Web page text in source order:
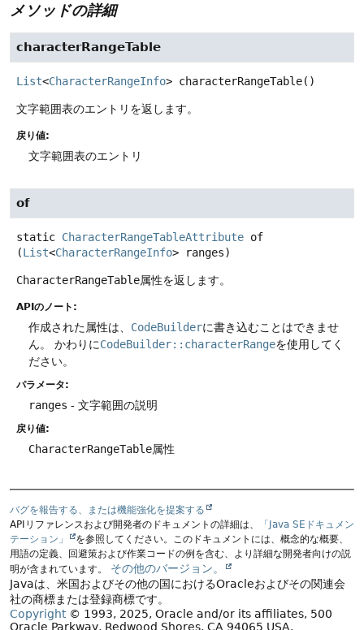
メソッドの詳細
characterRangeTable
List<CharacterRangeInfo> characterRangeTable()
文字範囲表のエントリを返します。
戻り値:
文字範囲表のエントリ
of
static CharacterRangeTableAttribute of
(List<CharacterRangeInfo> ranges)
CharacterRangeTable属性を返します。
APIのノート:
作成された属性は、 CodeBuilderに書き込むことはできませ
ん。
かわりにCodeBuilder::characterRangeを使用してく
ださい。
パラメータ:
ranges - 文字範囲の説明
戻り値:
CharacterRangeTable属性
バグを報告する、または機能強化を提案する
APIリファレンスおよび開発者のドキュメントの詳細は、
「Java SEドキュメン
テーション」
を参照してください。このドキュメントには、概念的な概要、
用語の定義、回避策および作業コードの例を含む、より詳細な開発者向けの説
明が含まれています。
その他のバージョン。
Javaは、米国およびその他の国におけるOracleおよびその関連会
社の商標または登録商標です。
Copyright© 1993, 2025, Oracle and/or its affiliates, 500
Oracle Parkway, Redwood Shores, CA 94065 USA.